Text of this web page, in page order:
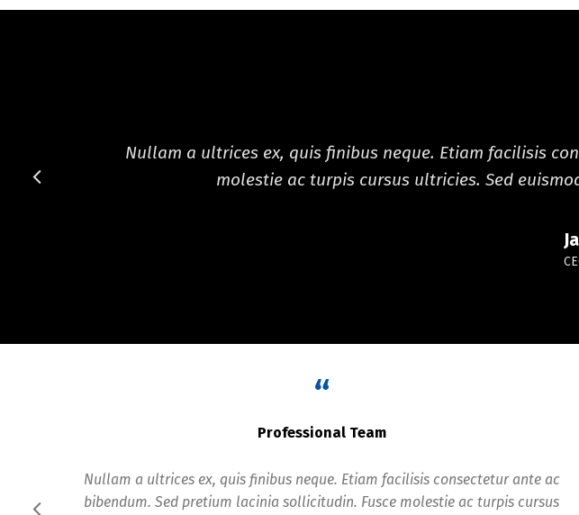
Nullam a ultrices ex, quis finibus neque. Etiam facilisis
molestie ac turpis cursus ultricies. Sed
“
Professional Team
Nullam a ultrices ex, quis finibus neque. Etiam facilisis consectetur ante ac
bibendum. Sed pretium lacinia sollicitudin. Fusce molestie ac turpis cursus